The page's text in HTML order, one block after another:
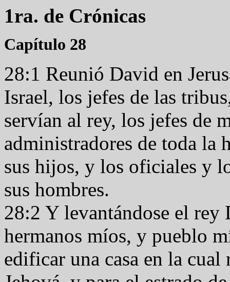
1ra. de Crónicas
Capítulo 28
28:1 Reunió David en
Israel, los jefes de las
servían al rey, los jefes de
administradores de toda la
sus hijos, y los oficiales y
sus hombres.
28:2 Y levantándose el
hermanos míos, y pueblo
edificar una casa en la cual